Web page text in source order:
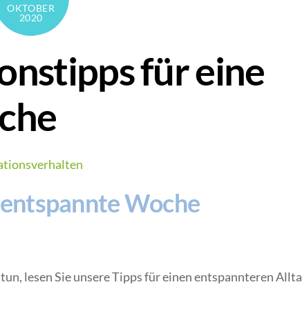
OKTOBER
2020
für eine
Woche
lesen Sie unsere Tipps für einen entspannteren